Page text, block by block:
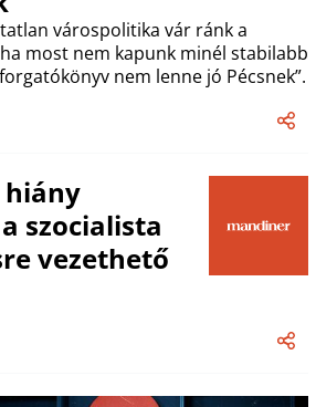
várospolitika vár ránk a
most nem kapunk minél stabilabb
nem lenne jó Pécsnek”.
hiány
szocialista
vezethető